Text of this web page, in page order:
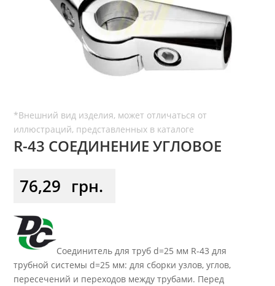
R-43 СОЕДИНЕНИЕ УГЛОВОЕ
76,29 грн.
Соединитель для труб d=25 мм R-43 для
трубной системы d=25 мм: для сборки узлов, углов,
пересечений и переходов между трубами. Перед